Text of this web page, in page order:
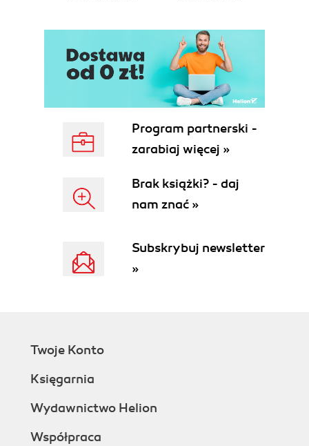
Program partnerski -
zarabiaj więcej »
Brak książki? - daj
nam znać »
Subskrybuj newsletter
»
Twoje Konto
Księgarnia
Wydawnictwo Helion
Współpraca